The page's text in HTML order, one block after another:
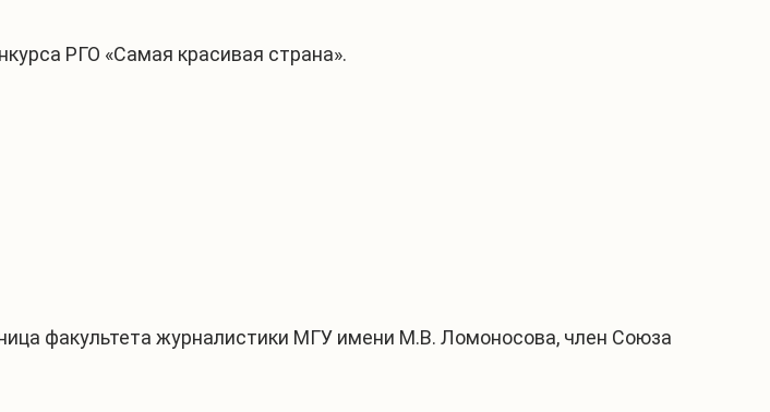
РГО «Самая красивая страна».
факультета журналистики МГУ имени М.В. Ломоносова, член Союза